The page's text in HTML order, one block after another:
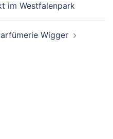
im Westfalenpark
Wigger